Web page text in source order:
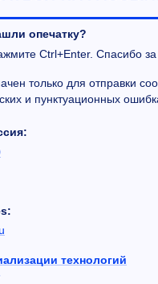
опечатку?
Ctrl+Enter. Спасибо за
только для отправки
и пунктуационных
технологий